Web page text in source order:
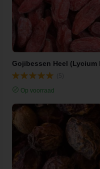
Gojibessen Heel (Lycium
Op voorraad